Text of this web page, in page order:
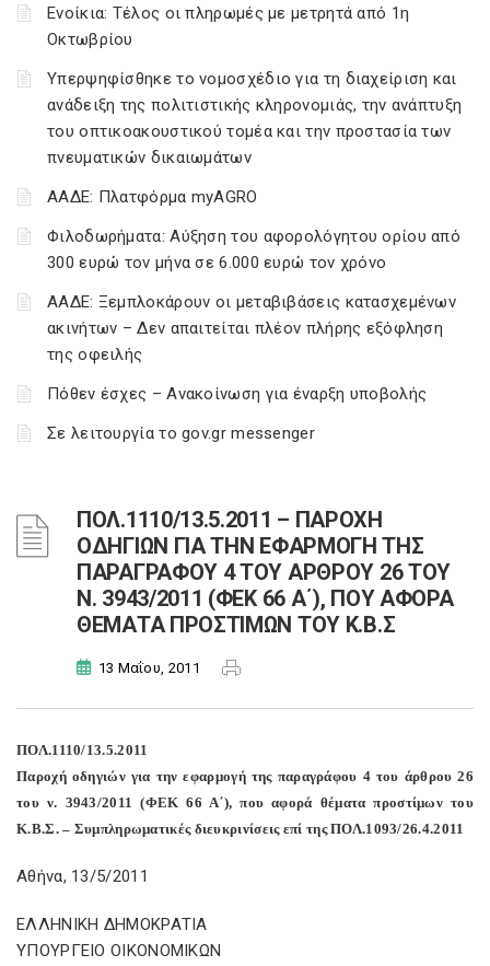
Ενοίκια: Τέλος οι πληρωμές με μετρητά από 1η
Οκτωβρίου
Υπερψηφίσθηκε το νομοσχέδιο για τη διαχείριση και
ανάδειξη της πολιτιστικής κληρονομιάς, την ανάπτυξη
του οπτικοακουστικού τομέα και την προστασία των
πνευματικών δικαιωμάτων
ΑΑΔΕ: Πλατφόρμα myAGRO
Φιλοδωρήματα: Αύξηση του αφορολόγητου ορίου από
300 ευρώ τον μήνα σε 6.000 ευρώ τον χρόνο
ΑΑΔΕ: Ξεμπλοκάρουν οι μεταβιβάσεις κατασχεμένων
ακινήτων – Δεν απαιτείται πλέον πλήρης εξόφληση
της οφειλής
Πόθεν έσχες – Ανακοίνωση για έναρξη υποβολής
Σε λειτουργία το gov.gr messenger
ΠΟΛ.1110/13.5.2011 – ΠΑΡΟΧΗ
ΟΔΗΓΙΩΝ ΓΙΑ ΤΗΝ ΕΦΑΡΜΟΓΗ ΤΗΣ
ΠΑΡΑΓΡΑΦΟΥ 4 ΤΟΥ ΑΡΘΡΟΥ 26 ΤΟΥ
Ν. 3943/2011 (ΦΕΚ 66 Α΄), ΠΟΥ ΑΦΟΡΑ
ΘΕΜΑΤΑ ΠΡΟΣΤΙΜΩΝ ΤΟΥ Κ.Β.Σ
13 Μαΐου, 2011
ΠΟΛ.1110/13.5.2011
Παροχή οδηγιών για την εφαρμογή της παραγράφου 4 του άρθρου 26
του ν. 3943/2011 (ΦΕΚ 66 Α΄), που αφορά θέματα προστίμων του
Κ.Β.Σ. – Συμπληρωματικές διευκρινίσεις επί της ΠΟΛ.1093/26.4.2011
Αθήνα, 13/5/2011
ΕΛΛΗΝΙΚΗ ΔΗΜΟΚΡΑΤΙΑ
ΥΠΟΥΡΓΕΙΟ ΟΙΚΟΝΟΜΙΚΩΝ